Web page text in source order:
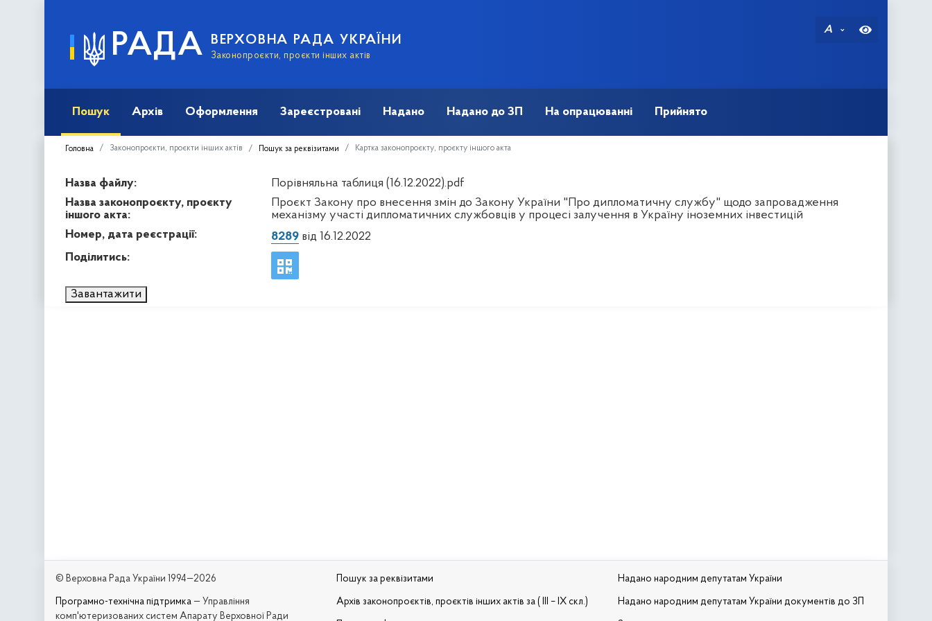
РАДА ВЕРХОВНА РАДА УКРАЇНИ
Законопроєкти, проєкти інших актів
A
Пошук Архів Оформлення Зареєстровані Надано Надано до ЗП На опрацюванні Прийнято
Головна Законопроєкти, проєкти інших актів Пошук за реквізитами Картка законопроєкту, проєкту іншого акта
Назва файлу:
Порівняльна таблиця (16.12.2022).pdf
Назва законопроєкту, проєкту
іншого акта:
Проєкт Закону про внесення змін до Закону України "Про дипломатичну службу" щодо запровадження
механізму участі дипломатичних службовців у процесі залучення в Україну іноземних інвестицій
Номер, дата реєстрації:
8289від 16.12.2022
Поділитись:
Завантажити
© Верховна Рада України 1994—2026
Програмно-технічна підтримка — Управління
комп'ютеризованих систем Апарату Верховної Ради
Пошук за реквізитами
Архів законопроєктів, проєктів інших актів за ( III – IX скл.)
Надано народним депутатам України
Надано народним депутатам України документів до ЗП